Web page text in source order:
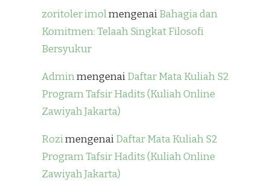
zoritoler imolmengenaiBahagia dan
Komitmen: Telaah Singkat Filosofi
Bersyukur
AdminmengenaiDaftar Mata Kuliah S2
Program Tafsir Hadits (Kuliah Online
Zawiyah Jakarta)
RozimengenaiDaftar Mata Kuliah S2
Program Tafsir Hadits (Kuliah Online
Zawiyah Jakarta)